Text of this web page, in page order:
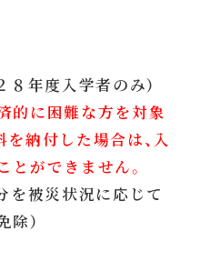
年度入学者のみ）
的に困難な方を対象
を納付した場合は、入
とができません。
を被災状況に応じて
）